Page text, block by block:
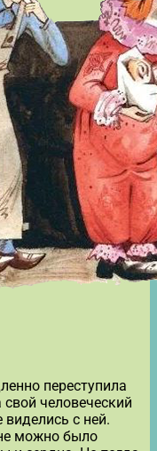
переступила
человеческий
с ней.
можно было